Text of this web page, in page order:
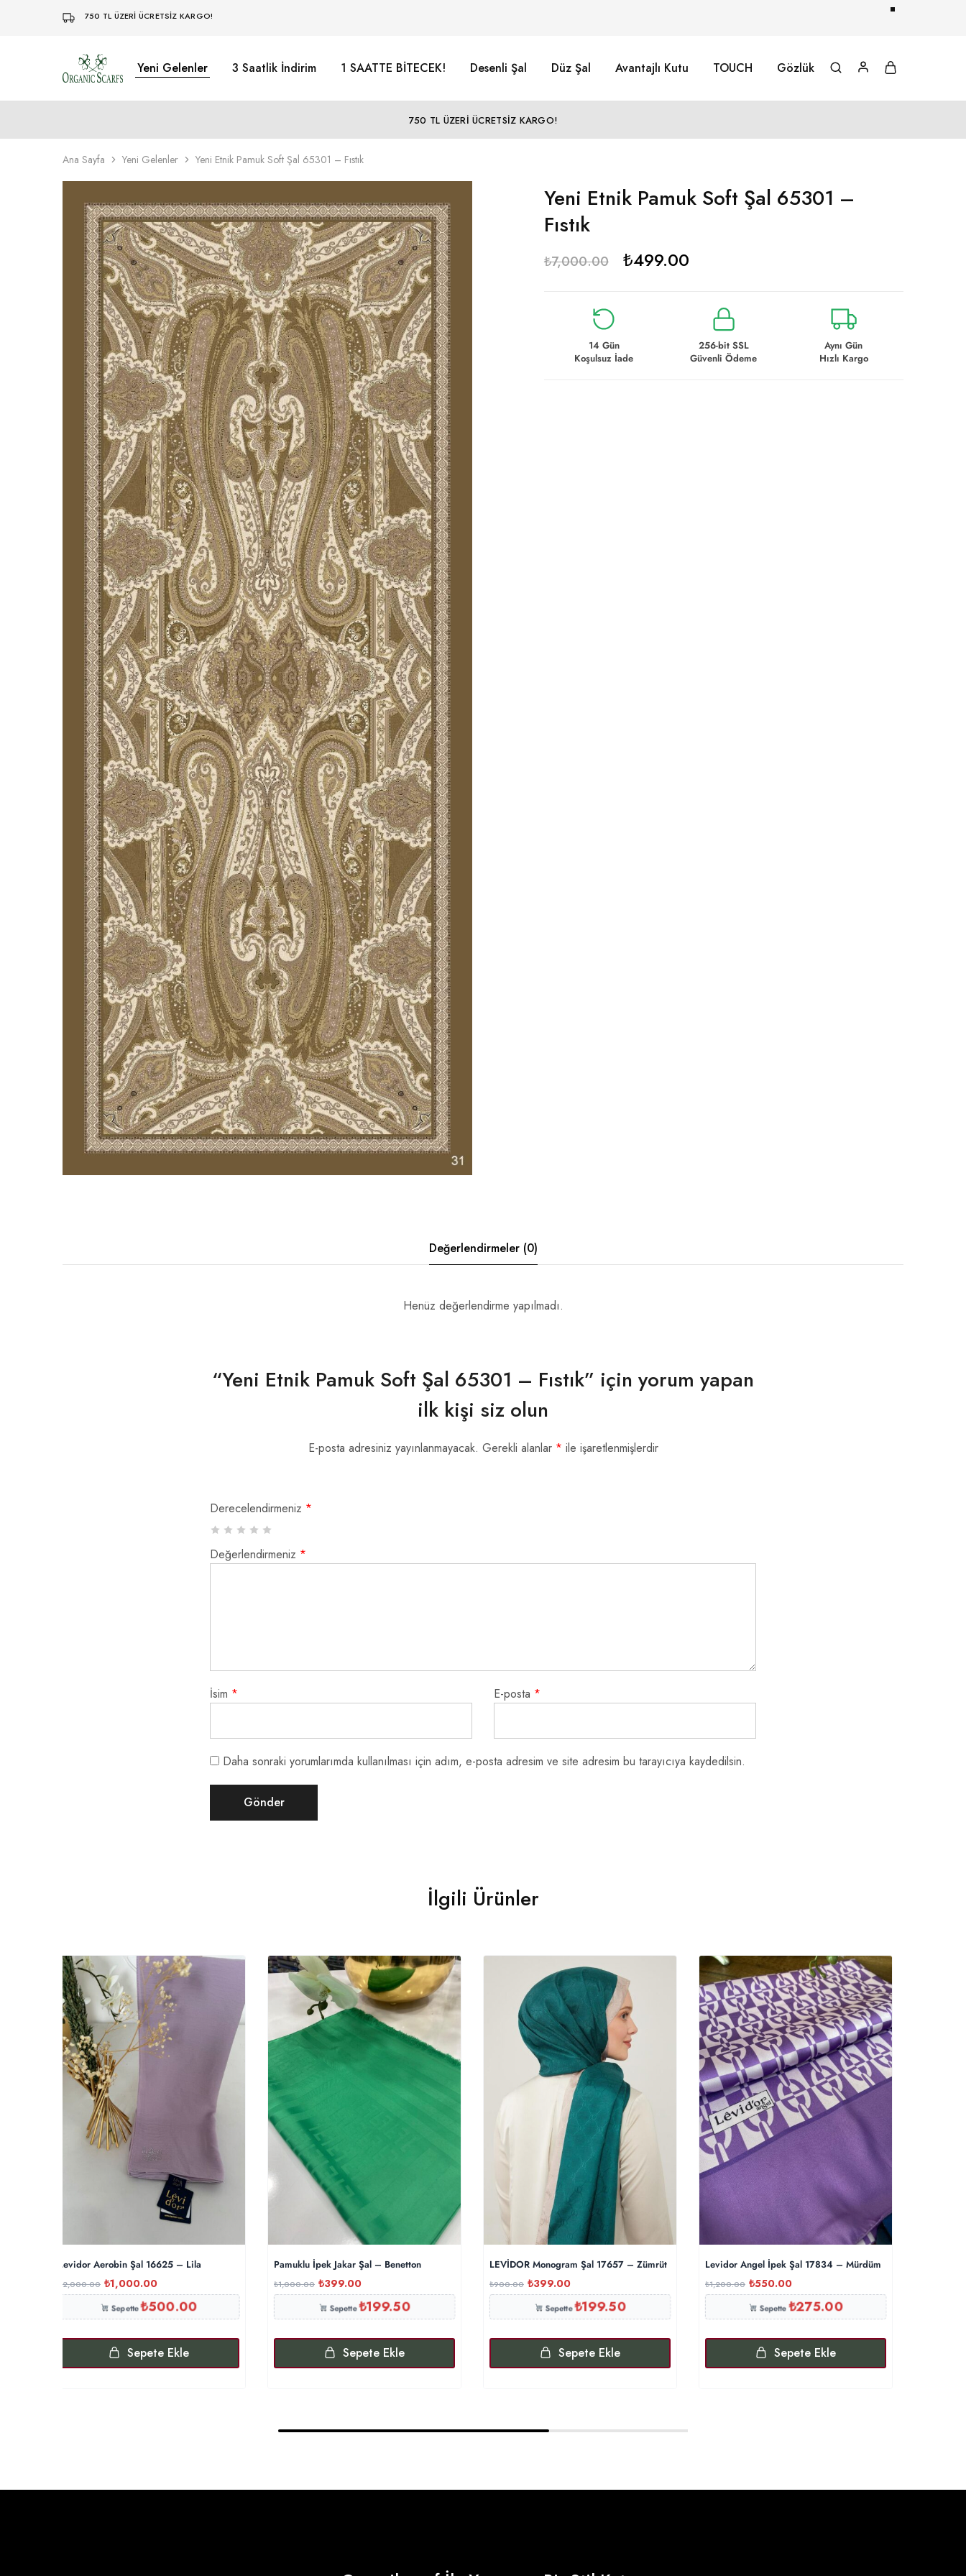
750 TL ÜZERİ ÜCRETSİZ KARGO!
Organikscarf Yeni Gelenler 3 Saatlik İndirim 1 SAATTE BİTECEK! Desenli Şal Düz Şal Avantajlı Kutu TOUCH Gözlük
750 TL ÜZERİ ÜCRETSİZ KARGO!
Ana Sayfa Yeni Gelenler Yeni Etnik Pamuk Soft Şal 65301 – Fıstık
Yeni Etnik Pamuk Soft Şal 65301 –
Fıstık
₺7,000.00 ₺499.00
14 Gün
Koşulsuz İade
256-bit SSL
Güvenli Ödeme
Aynı Gün
Hızlı Kargo
Değerlendirmeler (0)
Henüz değerlendirme yapılmadı.
“Yeni Etnik Pamuk Soft Şal 65301 – Fıstık” için yorum yapan
ilk kişi siz olun
E-posta adresiniz yayınlanmayacak. Gerekli alanlar * ile işaretlenmişlerdir
Derecelendirmeniz *
Değerlendirmeniz *
İsim * E-posta *
Daha sonraki yorumlarımda kullanılması için adım, e-posta adresim ve site adresim bu tarayıcıya kaydedilsin.
İlgili Ürünler
Levidor Aerobin Şal 16625 – Lila
2,000.00 ₺1,000.00
Sepette₺500.00
Sepete Ekle
Pamuklu İpek Jakar Şal – Benetton
₺1,000.00 ₺399.00
Sepette₺199.50
Sepete Ekle
LEVİDOR Monogram Şal 17657 – Zümrüt
₺900.00 ₺399.00
Sepette₺199.50
Sepete Ekle
Levidor Angel İpek Şal 17834 – Mürdüm
₺1,200.00 ₺550.00
Sepette₺275.00
Sepete Ekle